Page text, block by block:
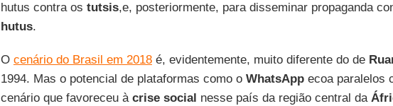
hutus contra os tutsis,e, posteriormente, para disseminar propaganda
hutus.
O cenário do Brasil em 2018é, evidentemente, muito diferente do de
1994. Mas o potencial de plataformas como o WhatsAppecoa paralelos
cenário que favoreceu à crise social nesse país da região central da